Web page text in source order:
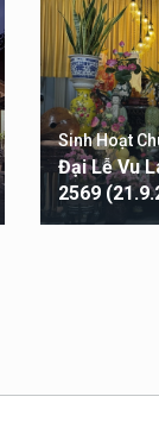
Sinh Hoạt
Đại Lễ Vu
2569